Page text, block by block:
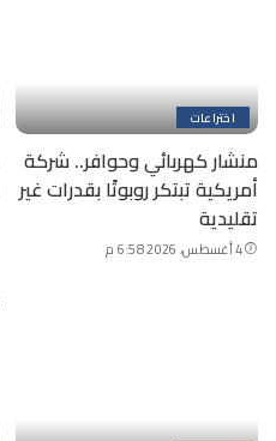
اختراعات
منشار كهربائي وحوافر.. شركة
أمريكية تبتكر روبوتًا بقدرات غير
تقليدية
4 أغسطس، 2026 6:58 م